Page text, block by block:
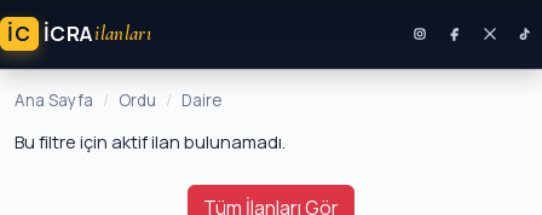
İC ICRAilanları
Ana Sayfa Ordu Daire
Bu filtre için aktif ilan bulunamadı.
Tüm İlanları Gör